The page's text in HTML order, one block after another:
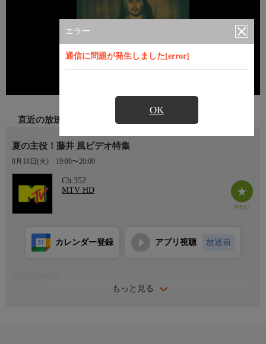
エラー
通信に問題が発生しました[error]
OK
直近の放送
夏の主役！藤井 風ビデオ特集
8月18日(火) 19:00〜20:00
Ch.352
MTV HD
もっと見る
カレンダー登録 アプリ視聴 放送前